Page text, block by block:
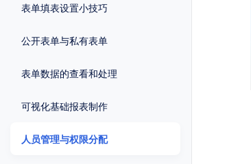
表单填表设置小技巧
公开表单与私有表单
表单数据的查看和处理
可视化基础报表制作
人员管理与权限分配